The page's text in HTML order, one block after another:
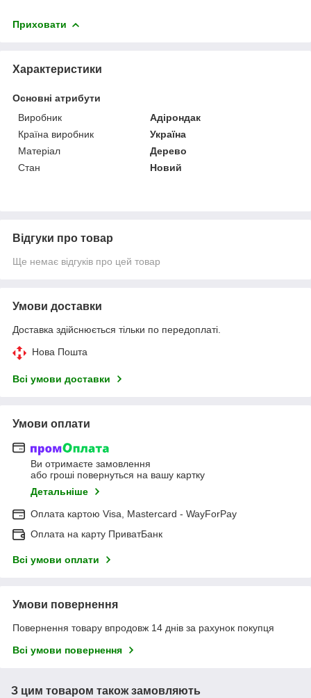
Приховати
Характеристики
Основні атрибути
Виробник
Адірондак
Країна виробник
Україна
Матеріал
Дерево
Стан
Новий
Відгуки про товар
Ще немає відгуків про цей товар
Умови доставки
Доставка здійснюється тільки по передоплаті.
Нова Пошта
Всі умови доставки
Умови оплати
Ви отримаєте замовлення
або гроші повернуться на вашу картку
Детальніше
Оплата картою Visa, Mastercard - WayForPay
Оплата на карту ПриватБанк
Всі умови оплати
Умови повернення
Повернення товару впродовж 14 днів за рахунок покупця
Всі умови повернення
З цим товаром також замовляють